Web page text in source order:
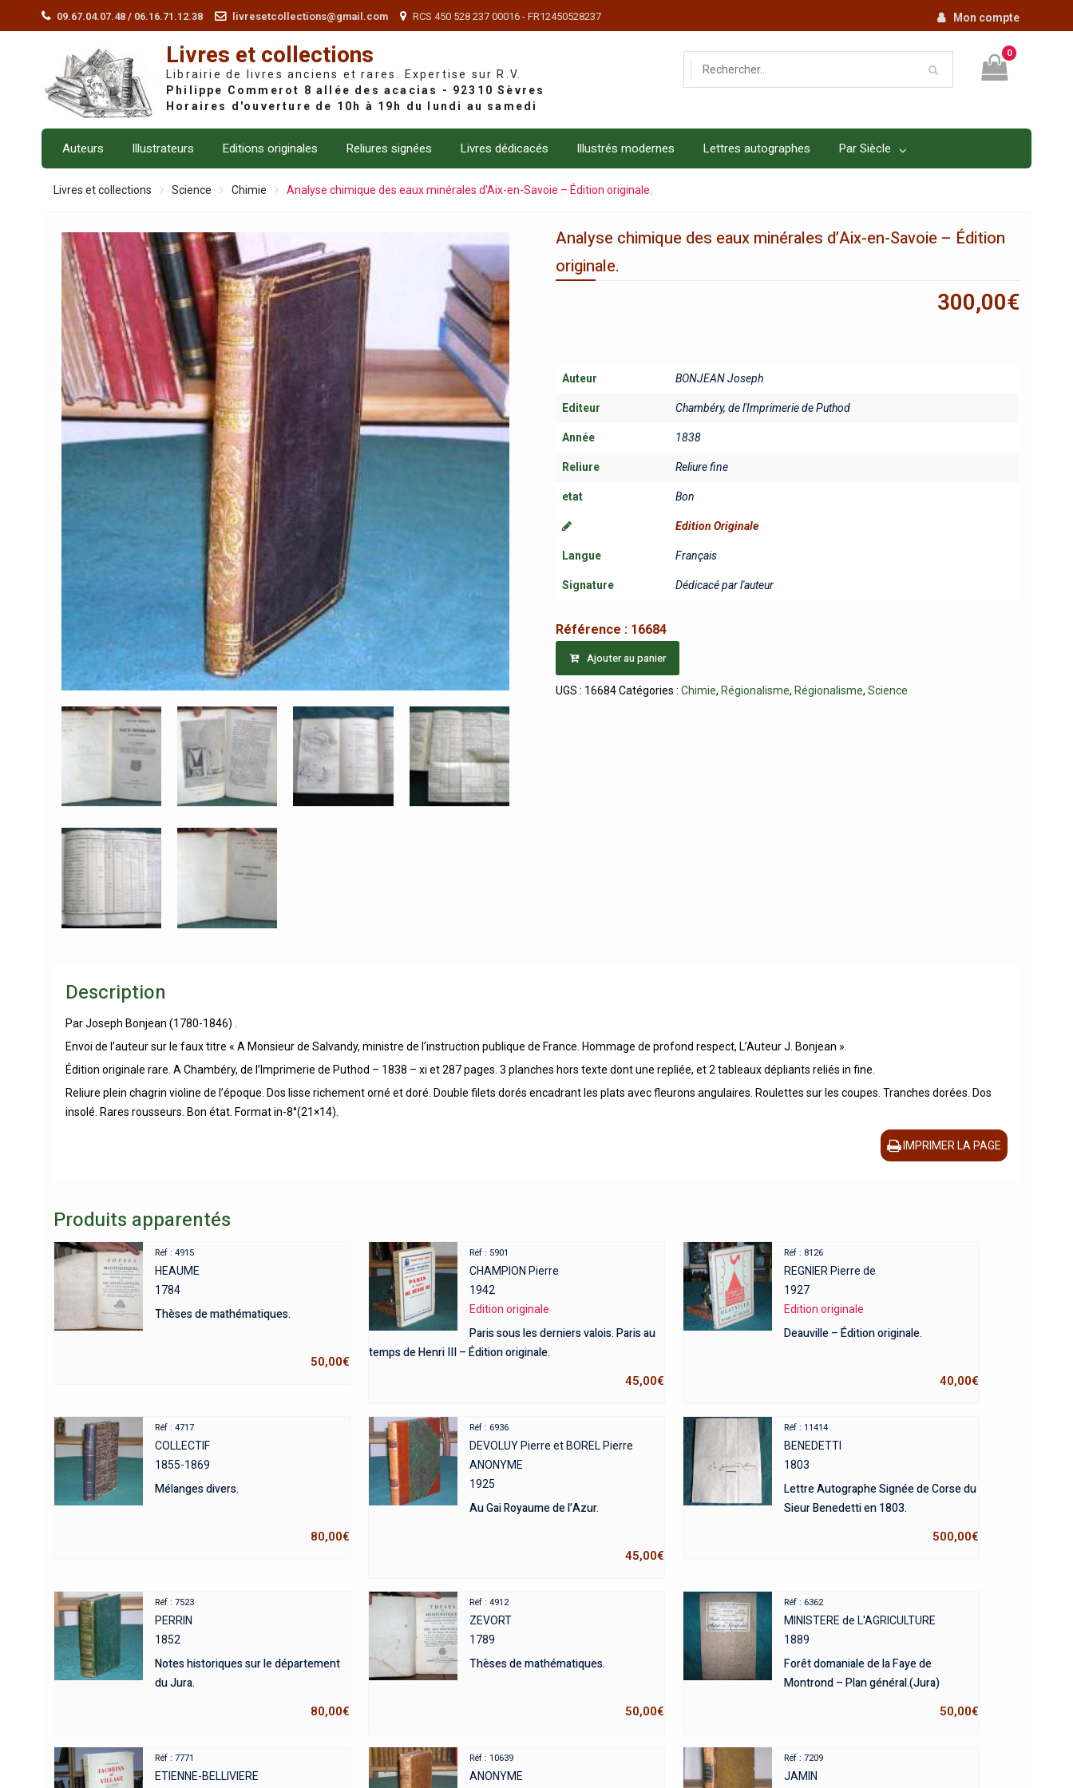
09.67.04.07.48 / 06.16.71.12.38 livresetcollections@gmail.com RCS 450 528 237 00016 - FR12450528237 Mon compte
Livres et collections
Librairie de livres anciens et rares. Expertise sur R.V.
0
Auteurs Illustrateurs Editions originales Reliures signées Livres dédicacés Illustrés modernes Lettres autographes Par Siècle
Livres et collections Science Chimie Analyse chimique des eaux minérales d’Aix-en-Savoie – Édition originale.
Analyse chimique des eaux minérales d’Aix-en-Savoie – Édition
originale.
300,00€
Auteur BONJEAN Joseph
Editeur Chambéry, de l'Imprimerie de Puthod
Année 1838
Reliure Reliure fine
etat Bon
Edition Originale
Langue Français
Signature Dédicacé par l'auteur
Référence : 16684
Ajouter au panier
UGS : 16684 Catégories :Chimie, Régionalisme, Régionalisme,Science
Description
Par Joseph Bonjean (1780-1846) .
Envoi de l’auteur sur le faux titre « A Monsieur de Salvandy, ministre de l’instruction publique de France. Hommage de profond respect, L’Auteur J. Bonjean ».
Édition originale rare. A Chambéry, de l’Imprimerie de Puthod – 1838 – xi et 287 pages. 3 planches hors texte dont une repliée, et 2 tableaux dépliants reliés in fine.
Reliure plein chagrin violine de l’époque. Dos lisse richement orné et doré. Double filets dorés encadrant les plats avec fleurons angulaires. Roulettes sur les coupes. Tranches dorées. Dos
insolé. Rares rousseurs. Bon état. Format in-8°(21×14).
IMPRIMER LA PAGE
Produits apparentés
Réf : 4915
HEAUME
1784
Thèses de mathématiques.
50,00€
Réf : 5901
CHAMPION Pierre
1942
Edition originale
Paris sous les derniers valois. Paris au
temps de Henri III – Édition originale.
45,00€
Réf : 8126
REGNIER Pierre de
1927
Edition originale
Deauville – Édition originale.
40,00€
Réf : 4717
COLLECTIF
1855-1869
Mélanges divers.
80,00€
Réf : 6936
DEVOLUY Pierre et BOREL Pierre
ANONYME
1925
Au Gai Royaume de l’Azur.
45,00€
Réf : 11414
BENEDETTI
1803
Lettre Autographe Signée de Corse du
Sieur Benedetti en 1803.
500,00€
Réf : 7523
PERRIN
1852
Notes historiques sur le département
du Jura.
80,00€
Réf : 4912
ZEVORT
1789
Thèses de mathématiques.
50,00€
Réf : 6362
MINISTERE de L'AGRICULTURE
1889
Forêt domaniale de la Faye de
Montrond – Plan général.(Jura)
50,00€
Réf : 7771
ETIENNE-BELLIVIERE
Réf : 10639
ANONYME
Réf : 7209
JAMIN